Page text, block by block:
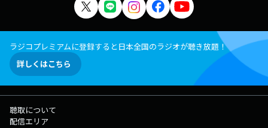
ラジコプレミアムに登録すると日本全国のラジオが聴き放題！
詳しくはこちら
聴取について
配信エリア